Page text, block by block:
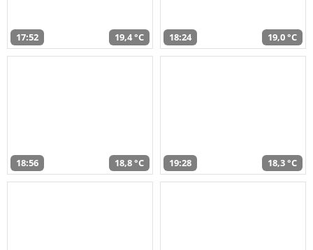
17:52 19,4 °C 18:24 19,0 °C
18:56 18,8 °C 19:28 18,3 °C